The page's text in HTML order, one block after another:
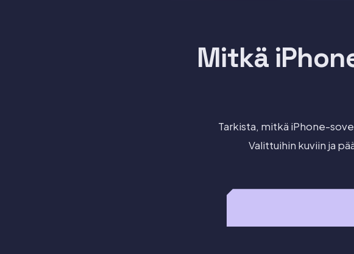
Mitkä
Tarkista, mitkä iPhone-
Valittuihin kuviin ja